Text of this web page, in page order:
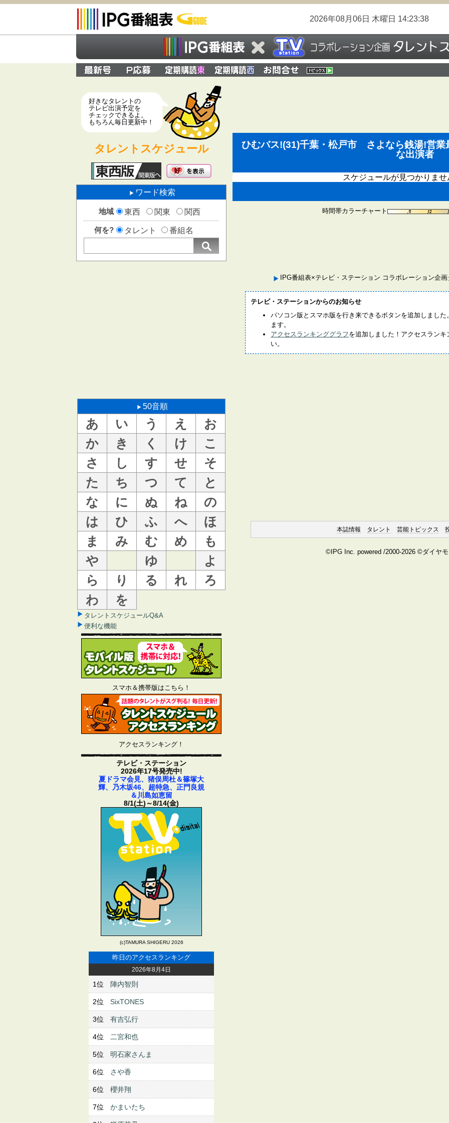
2026年08月06日 木曜日 14:23:39
好きなタレントの
テレビ出演予定を
チェックできるよ。
もちろん毎日更新中！
タレントスケジュール
ワード検索
地域 東西 関東 関西
何を? タレント 番組名
50音順
あ い う え
お
か
き く け
こ
さ
し す せ
そ
た
ち つ て
と
な
に ぬ ね
の
は
ひ ふ へ
ほ
ま
み む め
も
や
ゆ
よ
ら
り る れ
ろ
わ
を
タレントスケジュールQ&A
便利な機能
スマホ＆携帯版はこちら！
アクセスランキング！
テレビ・ステーション
2026年17号発売中!
夏ドラマ会見、猪俣周杜＆篠塚大
輝、乃木坂46、超特急、正門良規
＆川島如恵留
8/1(土)～8/14(金)
(c)TAMURA SHIGERU 2026
昨日のアクセスランキング
2026年8月4日
1位 陣内智則
2位 SixTONES
3位 有吉弘行
4位 二宮和也
5位 明石家さんま
6位 さや香
6位 櫻井翔
7位 かまいたち
ひむバス!(31)千葉・松戸市 さよなら銭湯!営
な出演者
スケジュールが見つかりませ
時間帯カラーチャート
IPG番組表×テレビ・ステーション コラボレーション企
テレビ・ステーションからのお知らせ
パソコン版とスマホ版を行き来できるボタンを追加しまし
ます。
アクセスランキンググラフを追加しました！アクセスラン
い。
本誌情報 タレント 芸能トピックス
©IPG Inc. powered /2000-2026 ©ダイヤ